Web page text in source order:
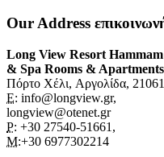
Our Address
Long View Resort Hammam
& Spa Rooms & Apartments
Πόρτο Χέλι, Αργολίδα,
E: info@longview.gr,
longview@otenet.gr
P: +30 27540-51661,
M:+30 6977302214